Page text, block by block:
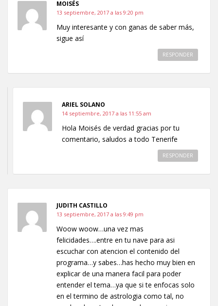
MOISÉS
13 septiembre, 2017 a las 9:20 pm
Muy interesante y con ganas de saber más,
sigue así
RESPONDER
ARIEL SOLANO
14 septiembre, 2017 a las 11:55 am
Hola Moisés de verdad gracias por tu
comentario, saludos a todo Tenerife
RESPONDER
JUDITH CASTILLO
13 septiembre, 2017 a las 9:49 pm
Woow woow…una vez mas
felicidades….entre en tu nave para asi
escuchar con atencion el contenido del
programa…y sabes…has hecho muy bien en
explicar de una manera facil para poder
entender el tema…ya que si te enfocas solo
en el termino de astrologia como tal, no